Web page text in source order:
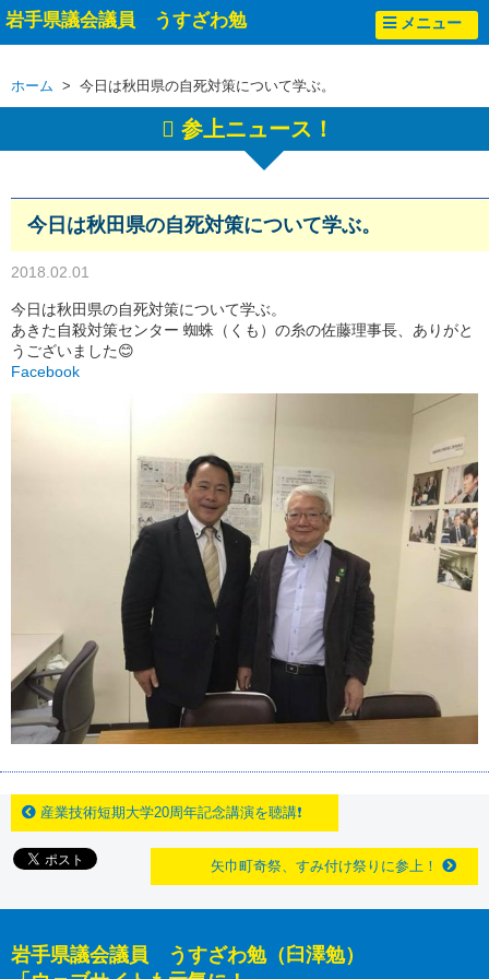
岩手県議会議員 うすざわ勉 メニュー
ホーム > 今日は秋田県の自死対策について学ぶ。
参上ニュース！
今日は秋田県の自死対策について学ぶ。
2018.02.01
今日は秋田県の自死対策について学ぶ。
あきた自殺対策センター 蜘蛛（くも）の糸の佐藤理事長、ありがと
うございました😊
Facebook
産業技術短期大学20周年記念講演を聴講❗️
矢巾町奇祭、すみ付け祭りに参上！
岩手県議会議員 うすざわ勉（臼澤勉）